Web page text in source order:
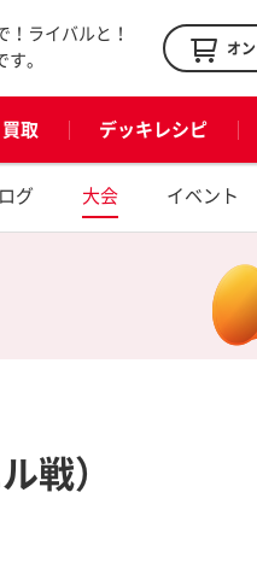
ライバルと！
。
オ
買取 デッキレシピ
グ 大会 イベント
戦）